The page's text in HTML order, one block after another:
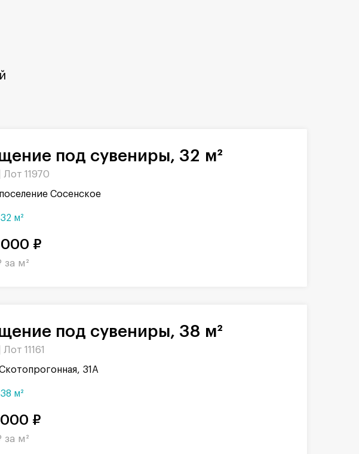
под сувениры, 32 м²
Лот 11970
поселение Сосенское
32 м²
000 ₽
за м²
под сувениры, 38 м²
Лот 11161
31А
38 м²
000 ₽
за м²